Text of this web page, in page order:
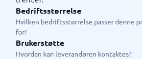
Bedriftsstørrelse
Hvilken bedriftsstørrelse passer denne
for?
Brukerstøtte
Hvordan kan leverandøren kontaktes?